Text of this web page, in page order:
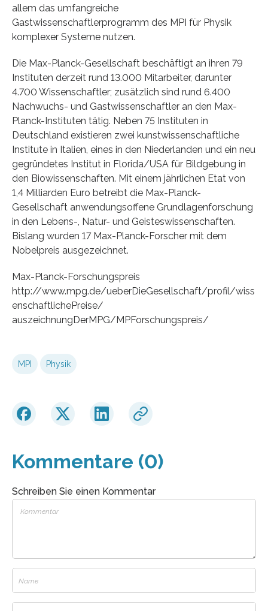
allem das umfangreiche
Gastwissenschaftlerprogramm des MPI für Physik
komplexer Systeme nutzen.
Die Max-Planck-Gesellschaft beschäftigt an ihren 79
Instituten derzeit rund 13.000 Mitarbeiter, darunter
4.700 Wissenschaftler; zusätzlich sind rund 6.400
Nachwuchs- und Gastwissenschaftler an den Max-
Planck-Instituten tätig. Neben 75 Instituten in
Deutschland existieren zwei kunstwissenschaftliche
Institute in Italien, eines in den Niederlanden und ein neu
gegründetes Institut in Florida/USA für Bildgebung in
den Biowissenschaften. Mit einem jährlichen Etat von
1,4 Milliarden Euro betreibt die Max-Planck-
Gesellschaft anwendungsoffene Grundlagenforschung
in den Lebens-, Natur- und Geisteswissenschaften.
Bislang wurden 17 Max-Planck-Forscher mit dem
Nobelpreis ausgezeichnet.
Max-Planck-Forschungspreis
http://www.mpg.de/ueberDieGesellschaft/profil/wiss
enschaftlichePreise/
auszeichnungDerMPG/MPForschungspreis/
MPI Physik
Kommentare (0)
Schreiben Sie einen Kommentar